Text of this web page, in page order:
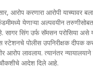
आरोप करणारा आरोपी याच्यावर
येणाऱ्या अल्पवयीन
सागर सिंग उर्फ सॅमसन परोसिया
स्टेशनचे पोलीस उपनिरीक्षक दीपक
आरोप लावलाय. त्यानंतर
चौकशीचे आदेश दिले आहे.